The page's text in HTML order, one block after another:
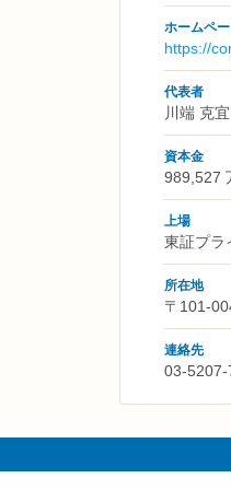
ホームペ
https://
代表者
川端 克宜
資本金
989,527
上場
東証プラ
所在地
〒101-
連絡先
03-5207-